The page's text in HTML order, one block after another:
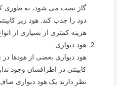
گاز نصب می شود، به طوری
دود را جذب کند. هود زیر
هزینه کمتری از بسیاری از
هود دیواری
هود دیواری بعضی از هودها
کابینتی در اطرافشان وجود
نظر دارند یک هود دیواری